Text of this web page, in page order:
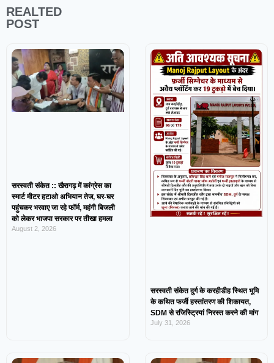
REALTED
POST
सरस्वती संकेत :: खैरागढ़ में कांग्रेस का
स्मार्ट मीटर हटाओ अभियान तेज, घर-घर
पहुंचकर भरवाए जा रहे फॉर्म, महंगी बिजली
को लेकर भाजपा सरकार पर तीखा हमला
August 2, 2026
सरस्वती संकेत दुर्ग के करहीडीह स्थित भूमि
के कथित फर्जी हस्तांतरण की शिकायत,
SDM से रजिस्ट्रियां निरस्त करने की मांग
July 31, 2026